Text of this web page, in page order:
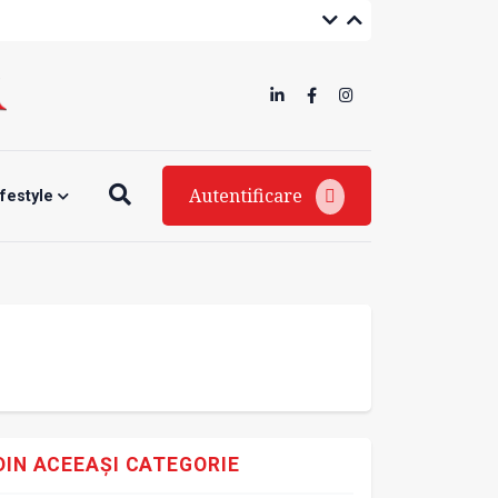
Autentificare
ACEEAȘI CATEGORIE